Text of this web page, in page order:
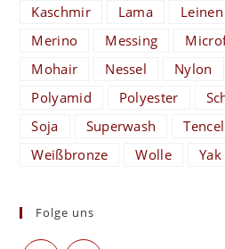
Kaschmir
Lama Leinen
Merino
Messing
Mohair
Nessel Nylon
Polyamid
Polyester
Soja
Superwash Tencel
Weißbronze
Wolle Yak
Folge uns